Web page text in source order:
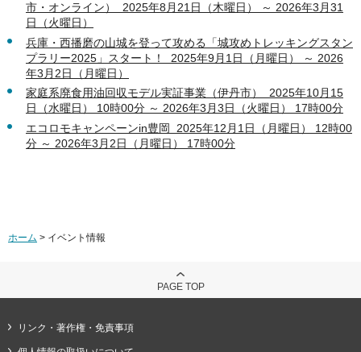
市・オンライン） 2025年8月21日（木曜日） ～ 2026年3月31
日（火曜日）
兵庫・西播磨の山城を登って攻める「城攻めトレッキングスタン
プラリー2025」スタート！ 2025年9月1日（月曜日） ～ 2026
年3月2日（月曜日）
家庭系廃食用油回収モデル実証事業（伊丹市） 2025年10月15
日（水曜日） 10時00分 ～ 2026年3月3日（火曜日） 17時00分
エコロモキャンペーンin豊岡 2025年12月1日（月曜日） 12時00
分 ～ 2026年3月2日（月曜日） 17時00分
ホーム > イベント情報
PAGE TOP
リンク・著作権・免責事項